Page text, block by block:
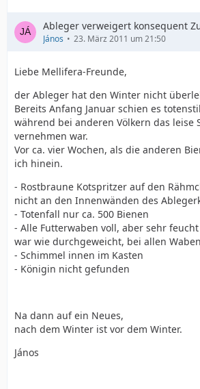
Ableger verweigert konsequent
János 23. März 2011 um 21:50
Liebe Mellifera-Freunde,
der Ableger hat den Winter nicht
Bereits Anfang Januar schien es
während bei anderen Völkern das leise
vernehmen war.
Vor ca. vier Wochen, als die anderen
ich hinein.
- Rostbraune Kotspritzer auf den
nicht an den Innenwänden des
- Totenfall nur ca. 500 Bienen
- Alle Futterwaben voll, aber sehr
war wie durchgeweicht, bei allen Waben
- Schimmel innen im Kasten
- Königin nicht gefunden
Na dann auf ein Neues,
nach dem Winter ist vor dem Winter.
János